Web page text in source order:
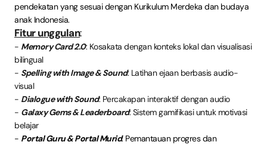
pendekatan yang sesuai dengan Kurikulum Merdeka dan budaya
anak Indonesia.
Fitur unggulan:
- Memory Card 2.0: Kosakata dengan konteks lokal dan visualisasi
bilingual
- Spelling with Image & Sound: Latihan ejaan berbasis audio-
visual
- Dialogue with Sound: Percakapan interaktif dengan audio
- Galaxy Gems & Leaderboard: Sistem gamifikasi untuk motivasi
belajar
- Portal Guru & Portal Murid: Pemantauan progres dan